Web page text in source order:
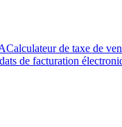
Calculateur de taxe de
de facturation